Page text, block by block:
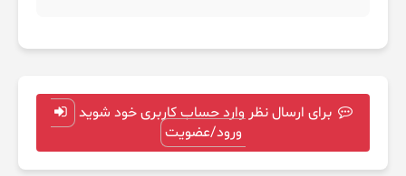
برای ارسال نظر وارد حساب کاربری خود شوید
ورود/عضویت